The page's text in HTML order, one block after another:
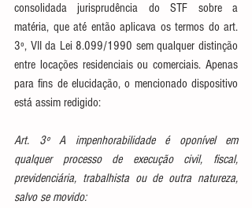
consolidada jurisprudência do STF sobre a
matéria, que até então aplicava os termos do art.
3º, VII da Lei 8.099/1990 sem qualquer distinção
entre locações residenciais ou comerciais. Apenas
para fins de elucidação, o mencionado dispositivo
está assim redigido:
Art. 3º A impenhorabilidade é oponível em
qualquer processo de execução civil, fiscal,
previdenciária, trabalhista ou de outra natureza,
salvo se movido: